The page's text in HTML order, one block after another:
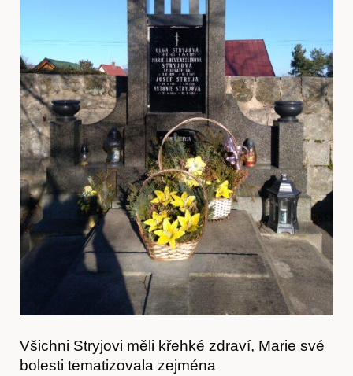
Akce
O nás
Všichni Stryjovi měli křehké zdraví, Marie své
bolesti tematizovala zejména